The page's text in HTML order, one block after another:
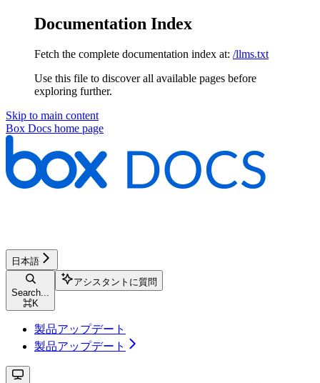
Documentation Index
Fetch the complete documentation index at: /llms.txt
Use this file to discover all available pages before
exploring further.
Skip to main content
Box Docs home page
日本語
Search...
⌘K
アシスタントに質問
製品アップデート
製品アップデート